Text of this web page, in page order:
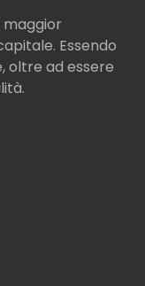
maggior
Essendo
oltre ad essere